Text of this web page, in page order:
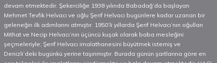
devam etmektedir. Şekerciliğe 1938 yılında Babadağ’da başlayan
Mehmet Tevfik Helvacı ve oğlu Şerif Helvacı bugünlere kadar uzanan bir
geleneğin ilk adımlarını atmıştır. 1950’li yıllarda Şerif Helvacı’nın oğulları
Mithat ve Necip Helvacı’nın üçüncü kuşak olarak baba mesleğini
şeçmeleriyle; Şerif Helvacı imalathanesini büyütmek istemiş ve
Denizli’deki bugünkü yerine taşınmıştır. Burada günün şartlarına göre en